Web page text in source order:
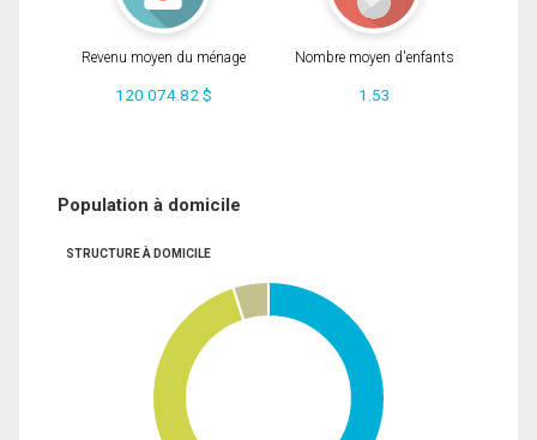
Revenu moyen du ménage
120 074.82 $
Nombre moyen d'enfants
1.53
Population à domicile
STRUCTURE À DOMICILE